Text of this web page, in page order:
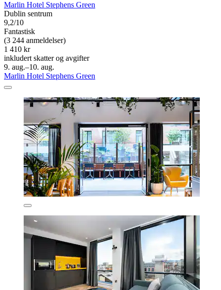
Marlin Hotel Stephens Green
Dublin sentrum
9,2/10
Fantastisk
(3 244 anmeldelser)
1 410 kr
inkludert skatter og avgifter
9. aug.–10. aug.
Marlin Hotel Stephens Green